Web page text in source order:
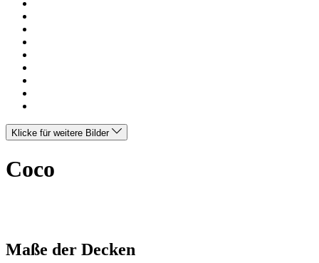
Klicke für weitere Bilder
Coco
Maße der Decken